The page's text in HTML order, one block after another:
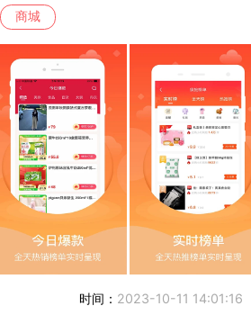
商城
时间： 2023-10-11 14:01:16